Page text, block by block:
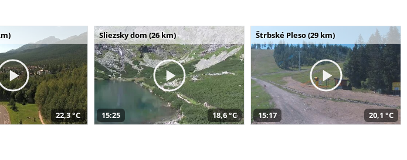
22,3 °C
Sliezsky dom (26 km)
15:25 18,6 °C
Štrbské Pleso (29 km)
15:17 20,1 °C